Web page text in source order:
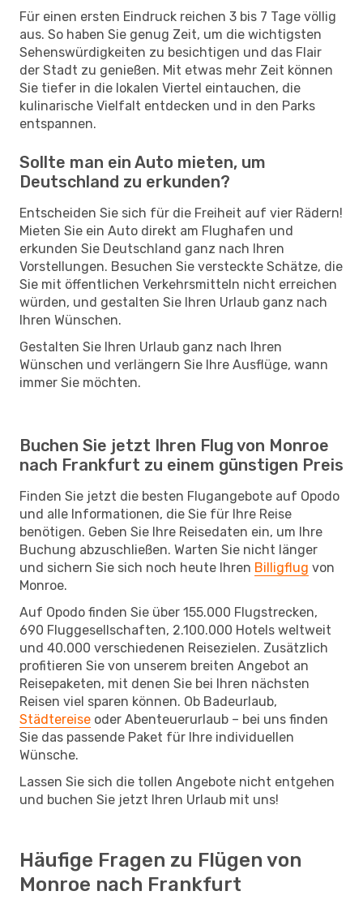
Für einen ersten Eindruck reichen 3 bis 7 Tage völlig
aus. So haben Sie genug Zeit, um die wichtigsten
Sehenswürdigkeiten zu besichtigen und das Flair
der Stadt zu genießen. Mit etwas mehr Zeit können
Sie tiefer in die lokalen Viertel eintauchen, die
kulinarische Vielfalt entdecken und in den Parks
entspannen.
Sollte man ein Auto mieten, um
Deutschland zu erkunden?
Entscheiden Sie sich für die Freiheit auf vier Rädern!
Mieten Sie ein Auto direkt am Flughafen und
erkunden Sie Deutschland ganz nach Ihren
Vorstellungen. Besuchen Sie versteckte Schätze, die
Sie mit öffentlichen Verkehrsmitteln nicht erreichen
würden, und gestalten Sie Ihren Urlaub ganz nach
Ihren Wünschen.
Gestalten Sie Ihren Urlaub ganz nach Ihren
Wünschen und verlängern Sie Ihre Ausflüge, wann
immer Sie möchten.
Buchen Sie jetzt Ihren Flug von Monroe
nach Frankfurt zu einem günstigen Preis
Finden Sie jetzt die besten Flugangebote auf Opodo
und alle Informationen, die Sie für Ihre Reise
benötigen. Geben Sie Ihre Reisedaten ein, um Ihre
Buchung abzuschließen. Warten Sie nicht länger
und sichern Sie sich noch heute Ihren Billigflug von
Monroe.
Auf Opodo finden Sie über 155.000 Flugstrecken,
690 Fluggesellschaften, 2.100.000 Hotels weltweit
und 40.000 verschiedenen Reisezielen. Zusätzlich
profitieren Sie von unserem breiten Angebot an
Reisepaketen, mit denen Sie bei Ihren nächsten
Reisen viel sparen können. Ob Badeurlaub,
Städtereise oder Abenteuerurlaub – bei uns finden
Sie das passende Paket für Ihre individuellen
Wünsche.
Lassen Sie sich die tollen Angebote nicht entgehen
und buchen Sie jetzt Ihren Urlaub mit uns!
Häufige Fragen zu Flügen von
Monroe nach Frankfurt